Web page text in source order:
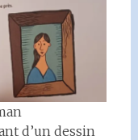
d’un dessin